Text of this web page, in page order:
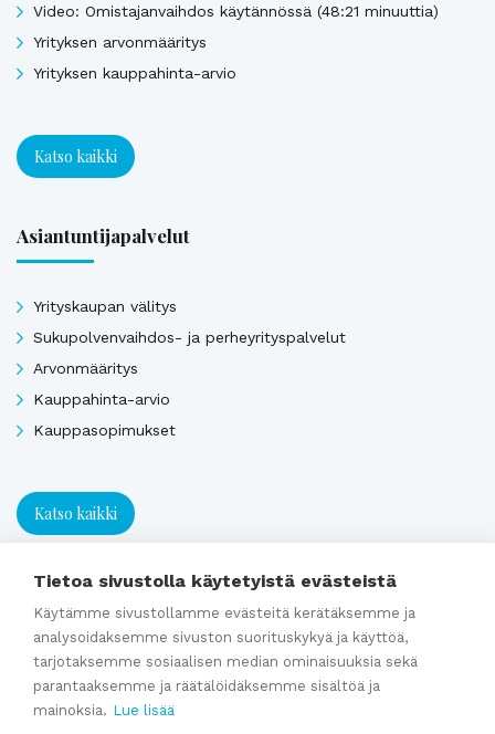
Video: Omistajanvaihdos käytännössä (48:21 minuuttia)
Yrityksen arvonmääritys
Yrityksen kauppahinta-arvio
Katso kaikki
Asiantuntijapalvelut
Yrityskaupan välitys
Sukupolvenvaihdos- ja perheyrityspalvelut
Arvonmääritys
Kauppahinta-arvio
Kauppasopimukset
Katso kaikki
Ajankohtaista
Webinaaritallenne: Onko yrityksesi myyntikunnossa? Näin
valmistaudut yrityskauppaan ajoissa
Tietoa sivustolla käytetyistä evästeistä
Käytämme sivustollamme evästeitä kerätäksemme ja
analysoidaksemme sivuston suorituskykyä ja käyttöä,
tarjotaksemme sosiaalisen median ominaisuuksia sekä
parantaaksemme ja räätälöidäksemme sisältöä ja
mainoksia. Lue lisää